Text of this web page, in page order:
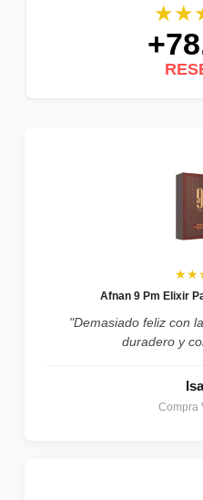
Afnan 9 Pm Elixir
"Demasiado feliz con
duradero y
Compra